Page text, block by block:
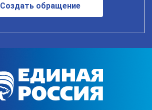
Создать обращение